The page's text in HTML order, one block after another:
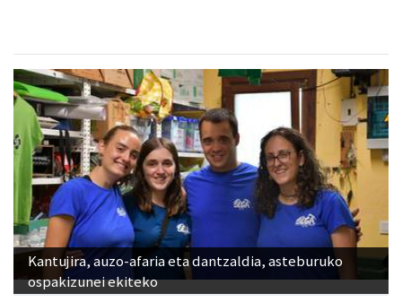
Kantujira, auzo-afaria eta dantzaldia, asteburuko
ospakizunei ekiteko